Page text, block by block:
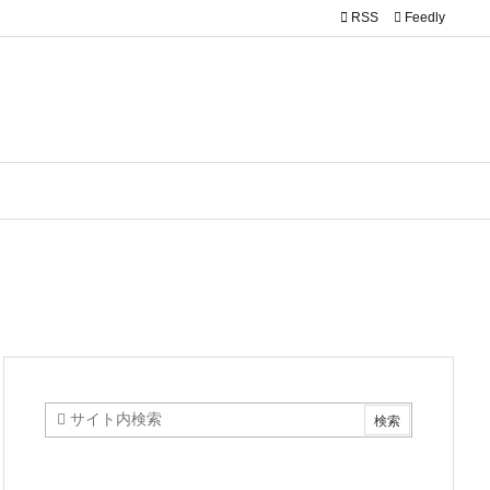
 RSS Feedly